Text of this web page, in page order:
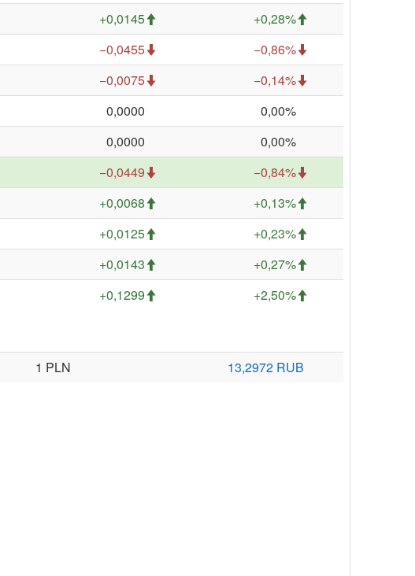
+0,0145
+0,28%
−0,0455
−0,86%
−0,0075
−0,14%
0,0000
0,00%
0,0000
0,00%
−0,0449
−0,84%
+0,0068
+0,13%
+0,0125
+0,23%
+0,0143
+0,27%
+0,1299 +2,50%
1 PLN 13,2972 RUB